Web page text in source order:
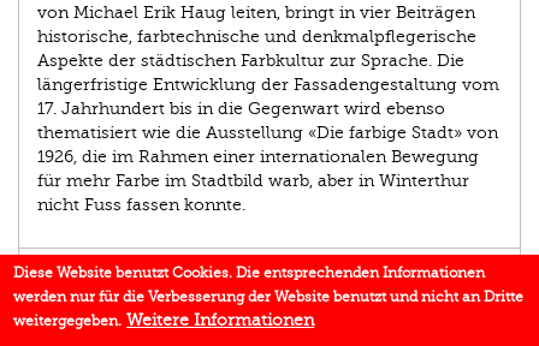
von Michael Erik Haug leiten, bringt in vier Beiträgen
historische, farbtechnische und denkmalpflegerische
Aspekte der städtischen Farbkultur zur Sprache. Die
längerfristige Entwicklung der Fassadengestaltung vom
17. Jahrhundert bis in die Gegenwart wird ebenso
thematisiert wie die Ausstellung «Die farbige Stadt» von
1926, die im Rahmen einer internationalen Bewegung
für mehr Farbe im Stadtbild warb, aber in Winterthur
nicht Fuss fassen konnte.
AUTOR/IN
EINBLICK
Diese Website benutzt Cookies. Die entsprechenden Informationen
werden nur für die Verbesserung der Website benutzt und nicht an Dritte
weitergegeben. Weitere Informationen